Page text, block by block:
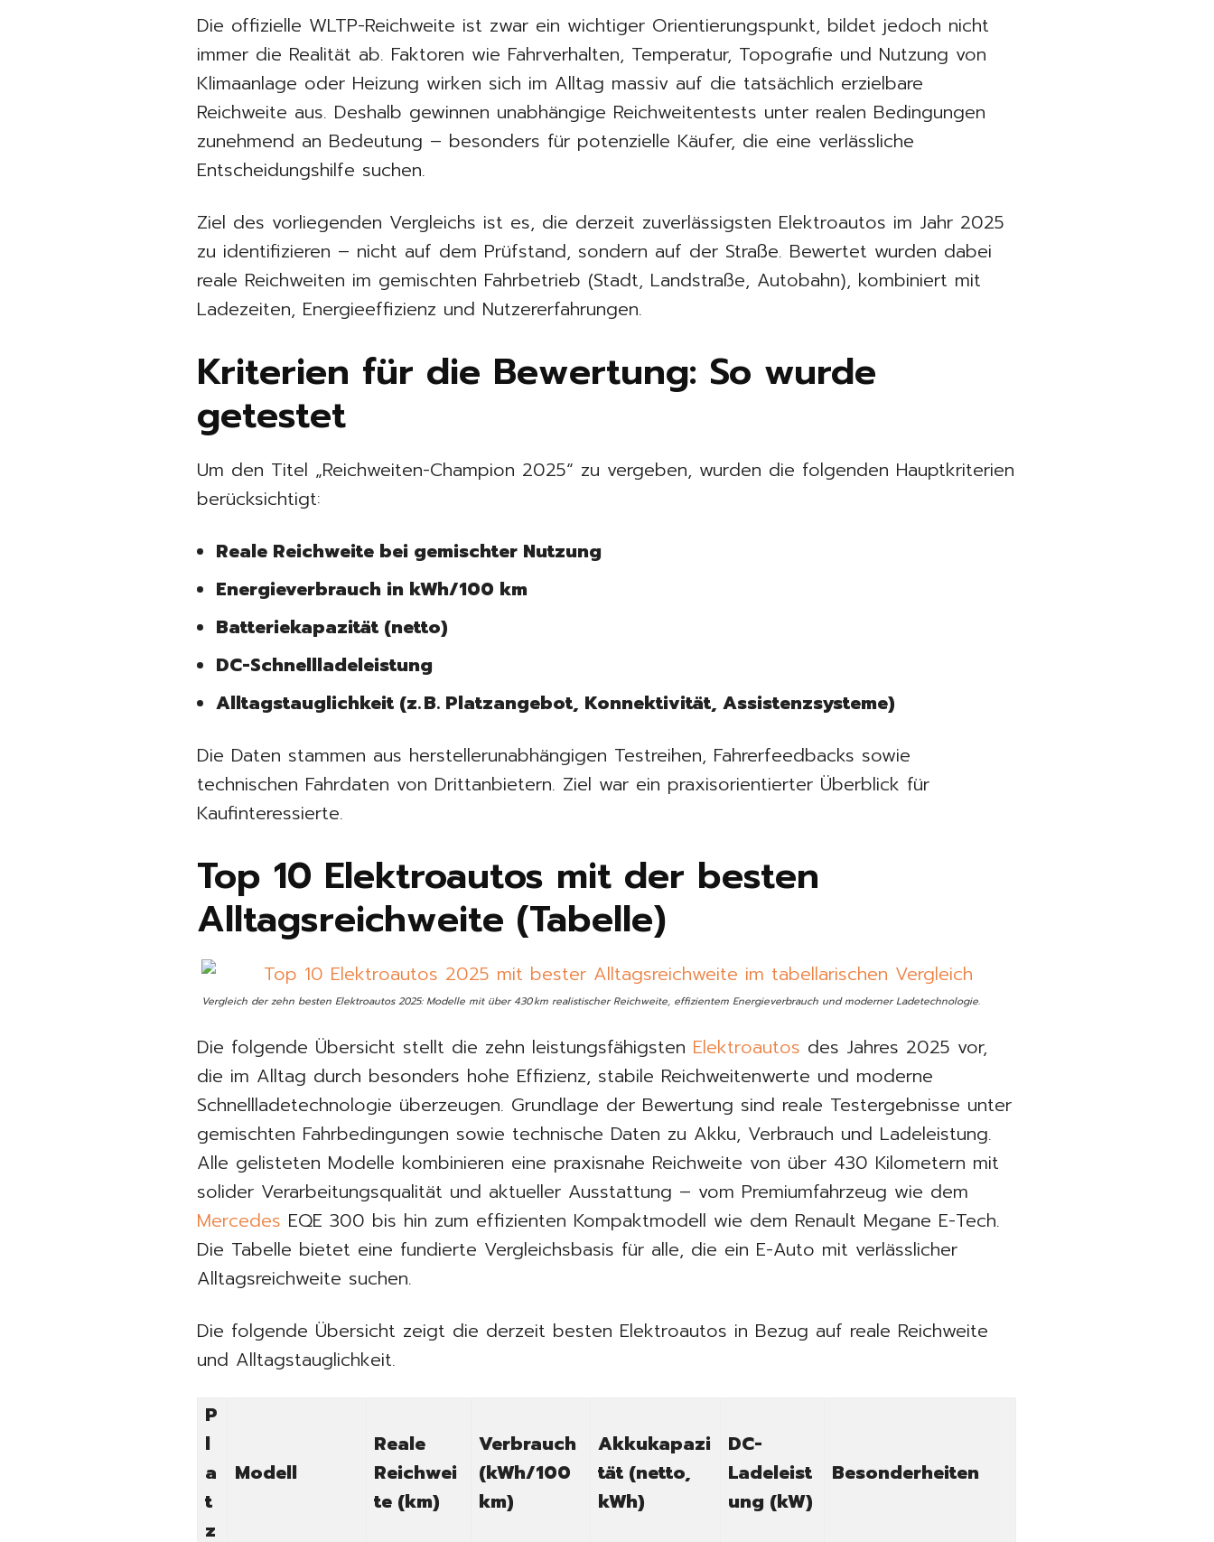
Die offizielle WLTP-Reichweite ist zwar ein wichtiger Orientierungspunkt, bildet jedoch nicht
immer die Realität ab. Faktoren wie Fahrverhalten, Temperatur, Topografie und Nutzung von
Klimaanlage oder Heizung wirken sich im Alltag massiv auf die tatsächlich erzielbare
Reichweite aus. Deshalb gewinnen unabhängige Reichweitentests unter realen Bedingungen
zunehmend an Bedeutung – besonders für potenzielle Käufer, die eine verlässliche
Entscheidungshilfe suchen.
Ziel des vorliegenden Vergleichs ist es, die derzeit zuverlässigsten Elektroautos im Jahr 2025
zu identifizieren – nicht auf dem Prüfstand, sondern auf der Straße. Bewertet wurden dabei
reale Reichweiten im gemischten Fahrbetrieb (Stadt, Landstraße, Autobahn), kombiniert mit
Ladezeiten, Energieeffizienz und Nutzererfahrungen.
Kriterien für die Bewertung: So wurde
getestet
Um den Titel „Reichweiten-Champion 2025“ zu vergeben, wurden die folgenden Hauptkriterien
berücksichtigt:
Reale Reichweite bei gemischter Nutzung
Energieverbrauch in kWh/100 km
Batteriekapazität (netto)
DC-Schnellladeleistung
Alltagstauglichkeit (z. B. Platzangebot, Konnektivität, Assistenzsysteme)
Die Daten stammen aus herstellerunabhängigen Testreihen, Fahrerfeedbacks sowie
technischen Fahrdaten von Drittanbietern. Ziel war ein praxisorientierter Überblick für
Kaufinteressierte.
Top 10 Elektroautos mit der besten
Alltagsreichweite (Tabelle)
Vergleich der zehn besten Elektroautos 2025: Modelle mit über 430 km realistischer Reichweite, effizientem Energieverbrauch und moderner Ladetechnologie.
Die folgende Übersicht stellt die zehn leistungsfähigsten Elektroautos des Jahres 2025 vor,
die im Alltag durch besonders hohe Effizienz, stabile Reichweitenwerte und moderne
Schnellladetechnologie überzeugen. Grundlage der Bewertung sind reale Testergebnisse unter
gemischten Fahrbedingungen sowie technische Daten zu Akku, Verbrauch und Ladeleistung.
Alle gelisteten Modelle kombinieren eine praxisnahe Reichweite von über 430 Kilometern mit
solider Verarbeitungsqualität und aktueller Ausstattung – vom Premiumfahrzeug wie dem
Mercedes EQE 300 bis hin zum effizienten Kompaktmodell wie dem Renault Megane E-Tech.
Die Tabelle bietet eine fundierte Vergleichsbasis für alle, die ein E-Auto mit verlässlicher
Alltagsreichweite suchen.
Die folgende Übersicht zeigt die derzeit besten Elektroautos in Bezug auf reale Reichweite
und Alltagstauglichkeit.
P
l
a
t
z
Modell
Reale
Reichwei
te (km)
Verbrauch
(kWh/100
km)
Akkukapazi
tät (netto,
kWh)
DC-
Ladeleist
ung (kW)
Besonderheiten